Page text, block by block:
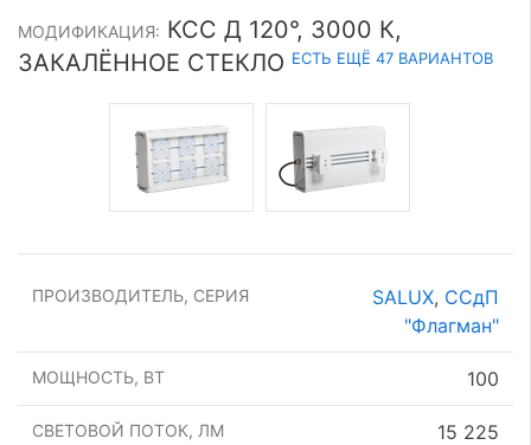
МОДИФИКАЦИЯ: КСС Д 120°, 3000 К,
ЗАКАЛЁННОЕ СТЕКЛО ЕСТЬ ЕЩЁ 47 ВАРИАНТОВ
ПРОИЗВОДИТЕЛЬ, СЕРИЯ SALUX, ССдП
"Флагман"
МОЩНОСТЬ, ВТ 100
СВЕТОВОЙ ПОТОК, ЛМ 15 225